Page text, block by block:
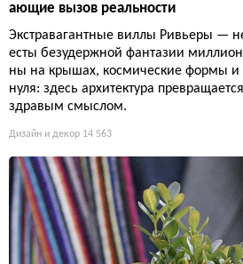
ающие вызов реальности
Экстравагантные виллы Ривьеры —
есты безудержной фантазии
ны на крышах, космические формы и
нуля: здесь архитектура
здравым смыслом.
Дизайн и декор 14 563